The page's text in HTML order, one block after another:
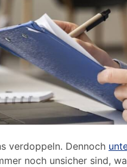
verdoppeln. Dennoch
noch unsicher sind,